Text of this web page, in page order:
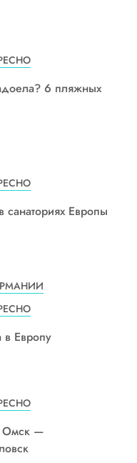
6 пляжных
санаториях Европы
в Европу
Омск —